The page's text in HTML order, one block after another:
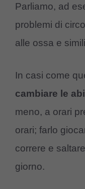
Parliamo, ad
problemi di
alle ossa e
In casi come
cambiare le
meno, a orari
orari; farlo
correre e
giorno.